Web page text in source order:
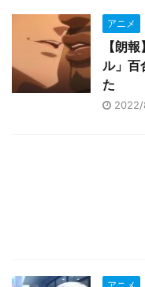
アニメ
【朗
ル」百
た